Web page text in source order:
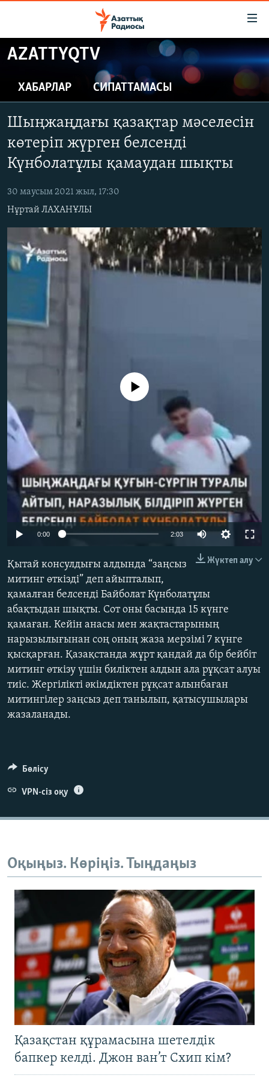
Skip
to
content
to
main
Navigation
Skip
Search
ЖАҢАЛЫҚТАР
САЯСАТ
ҚАҢТАР ОҚИҒАСЫ
АДАМ ҚҰҚЫҚТАРЫ
ӘЛЕУМЕТ
ӘЛЕМ
АРНАЙЫ ЖОБАЛАР
Русский
ЖАЗЫЛЫҢЫЗ
AZATTYQTV
ХАБАРЛАР СИПАТТАМАСЫ
Шыңжаңдағы қазақтар мәселесін
көтеріп жүрген белсенді
Күнболатұлы қамаудан шықты
30 маусым 2021 жыл, 17:30
Нұртай ЛАХАНҰЛЫ
Auto 240p 360p 480p
No media source currently available
0:00 2:03 Auto
480p
720p
1080p
Жүктеп алу
Қытай консулдығы алдында “заңсыз
митинг өткізді” деп айыпталып,
қамалған белсенді Байболат Күнболатұлы
абақтыдан шықты. Сот оны басында 15 күнге
қамаған. Кейін анасы мен жақтастарының
нарызылығынан соң оның жаза мерзімі 7 күнге
қысқарған. Қазақстанда жұрт қандай да бір бейбіт
митинг өткізу үшін биліктен алдын ала рұқсат алуы
тиіс. Жергілікті әкімдіктен рұқсат алынбаған
митингілер заңсыз деп танылып, қатысушылары
жазаланады.
Бөлісу
VPN-сіз оқу
Оқыңыз. Көріңіз. Тыңдаңыз
Қазақстан құрамасына шетелдік
бапкер келді. Джон ван’т Схип кім?